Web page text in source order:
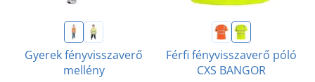
Gyerek fényvisszaverő
mellény
Férfi fényvisszaverő póló
CXS BANGOR